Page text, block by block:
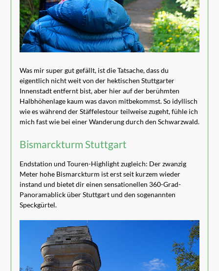
Was mir super gut gefällt, ist die Tatsache, dass du
eigentlich nicht weit von der hektischen Stuttgarter
Innenstadt entfernt bist, aber hier auf der berühmten
Halbhöhenlage kaum was davon mitbekommst. So idyllisch
wie es während der Stäffelestour teilweise zugeht, fühle ich
mich fast wie bei einer Wanderung durch den Schwarzwald.
Bismarckturm Stuttgart
Endstation und Touren-Highlight zugleich: Der zwanzig
Meter hohe Bismarckturm ist erst seit kurzem wieder
instand und bietet dir einen sensationellen 360-Grad-
Panoramablick über Stuttgart und den sogenannten
Speckgürtel.